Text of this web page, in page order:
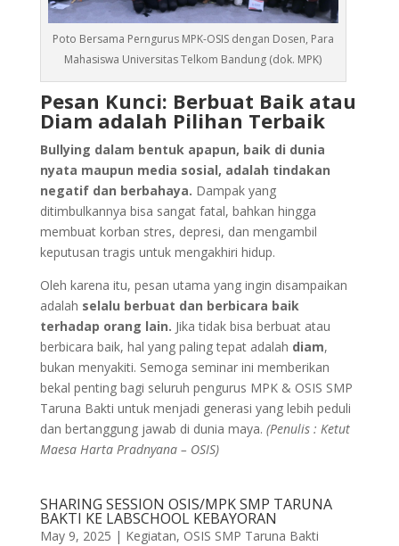
Poto Bersama Perngurus MPK-OSIS dengan Dosen, Para
Mahasiswa Universitas Telkom Bandung (dok. MPK)
Pesan Kunci: Berbuat Baik atau
Diam adalah Pilihan Terbaik
Bullying dalam bentuk apapun, baik di dunia
nyata maupun media sosial, adalah tindakan
negatif dan berbahaya. Dampak yang
ditimbulkannya bisa sangat fatal, bahkan hingga
membuat korban stres, depresi, dan mengambil
keputusan tragis untuk mengakhiri hidup.
Oleh karena itu, pesan utama yang ingin disampaikan
adalah selalu berbuat dan berbicara baik
terhadap orang lain. Jika tidak bisa berbuat atau
berbicara baik, hal yang paling tepat adalah diam,
bukan menyakiti. Semoga seminar ini memberikan
bekal penting bagi seluruh pengurus MPK & OSIS SMP
Taruna Bakti untuk menjadi generasi yang lebih peduli
dan bertanggung jawab di dunia maya. (Penulis : Ketut
Maesa Harta Pradnyana – OSIS)
SHARING SESSION OSIS/MPK SMP TARUNA
BAKTI KE LABSCHOOL KEBAYORAN
May 9, 2025 | Kegiatan, OSIS SMP Taruna Bakti